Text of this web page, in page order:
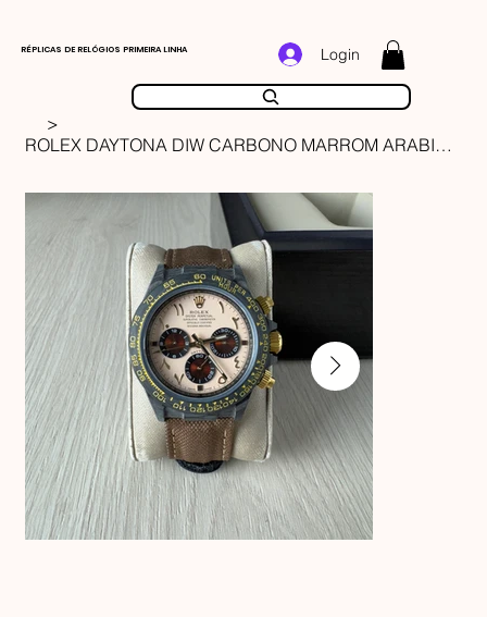
RÉPLICAS DE RELÓGIOS PRIMEIRA LINHA Login
>
ROLEX DAYTONA DIW CARBONO MARROM ARABIC 40MM